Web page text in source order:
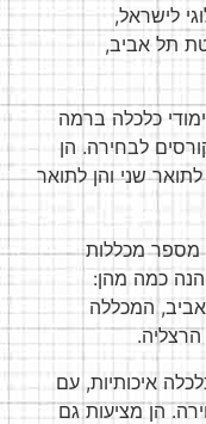
לישראל,
תל אביב,
כלכלה ברמה
לבחירה. הן
שני והן לתואר
מספר מכללות
הנה כמה מהן:
המכללה
איכותיות, עם
הן מציעות גם